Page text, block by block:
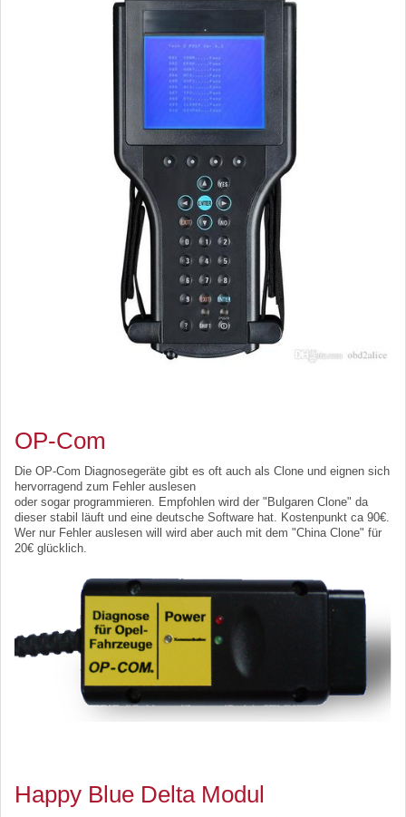
OP-Com
Die OP-Com Diagnosegeräte gibt es oft auch als Clone und eignen sich
hervorragend zum Fehler auslesen
oder sogar programmieren. Empfohlen wird der "Bulgaren Clone" da
dieser stabil läuft und eine deutsche Software hat. Kostenpunkt ca 90€.
Wer nur Fehler auslesen will wird aber auch mit dem "China Clone" für
20€ glücklich.
Happy Blue Delta Modul